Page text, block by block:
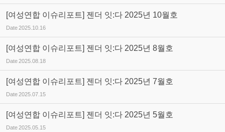
[여성연합 이슈리포트] 젠더 잇:다 2025년 10월호
Date2025.10.16
[여성연합 이슈리포트] 젠더 잇:다 2025년 8월호
Date2025.08.18
[여성연합 이슈리포트] 젠더 잇:다 2025년 7월호
Date2025.07.15
[여성연합 이슈리포트] 젠더 잇:다 2025년 5월호
Date2025.05.15